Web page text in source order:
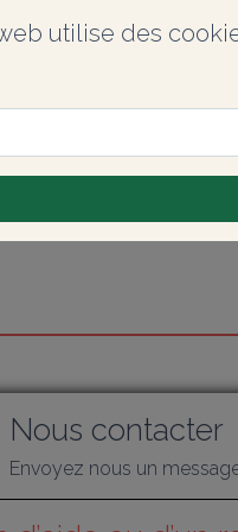
utilise des
Nous contacter
Envoyez nous un